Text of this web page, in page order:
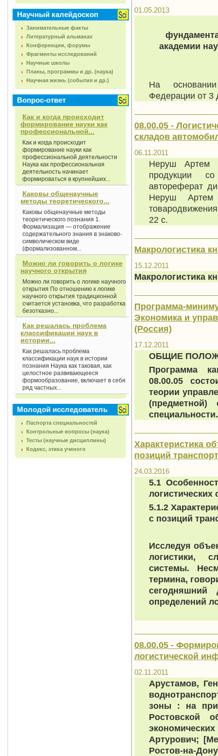
Научный калейдоскоп
Занимательные факты
Литературный альманах
Конференции, форумы
Фрагменты исследований
Научные школы
Планы, программы и др. (наука)
Научная жизнь (события и др.)
Вопрос-ответ
Как и когда происходит
формирование науки как
профессиональной...
Как и когда происходит
формирование науки как
профессиональной деятельности
Наука как профессиональная
деятельность начинает
формироваться в крупнейших...
Каковы общенаучные
методы теоретического...
Каковы общенаучные методы
теоретического познания 1.
Формализация — отображение
содержательного знания в знаково-
символическом виде
(формализованном...
Можно ли говорить о логике
научного открытия
Можно ли говорить о логике научного
открытия По отношению к логике
научного открытия традиционной
считается установка, что разработка
безотказно...
Как решалась проблема
классификации наук в
истории...
Как решалась проблема
классификации наук в истории
познания Наука как таковая, как
целостное развивающееся
формообразование, включает в себя
ряд частных...
Молодой исследователь
Паспорта специальностей
Контрольные вопросы (наука)
Тесты (научные дисциплины)
Кодекс, этика ученого
01.05.2013
академии
На
Федерации от 3
08.00.05 -
складов
06.11.2011
Неруш Артем
продукции
автореферат
Неруш
22 с.
Макрологистика
15.12.2011
Макрологистика
Программа-
Экономика и
(Россия)
17.12.2011
ОБЩИЕ
Программа
08.00.05
теории
специальности.
Характеристика
позиций
24.03.2016
5.1
логистических
5.1.2
с позиций
Исследуя
логистики,
системы.
термина,
определений
08.00.05 -
логистической
02.11.2011
Арустамов,
зоны : на
Ростовской
Артурович;
Ростов-на-